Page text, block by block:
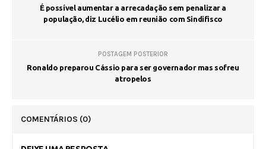
É possível aumentar a arrecadação sem penalizar a
população, diz Lucélio em reunião com Sindifisco
POSTAGEM POSTERIOR
Ronaldo preparou Cássio para ser governador mas sofreu
atropelos
COMENTÁRIOS (0)